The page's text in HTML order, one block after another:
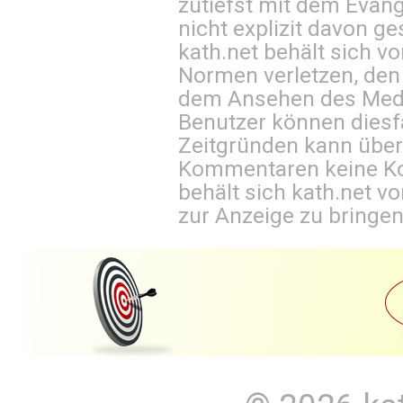
nicht explizit davon
kath.net behält sich
Normen verletzen,
dem Ansehen des
Benutzer können
Zeitgründen kann
Kommentaren keine
behält sich kath.net
zur Anzeige zu